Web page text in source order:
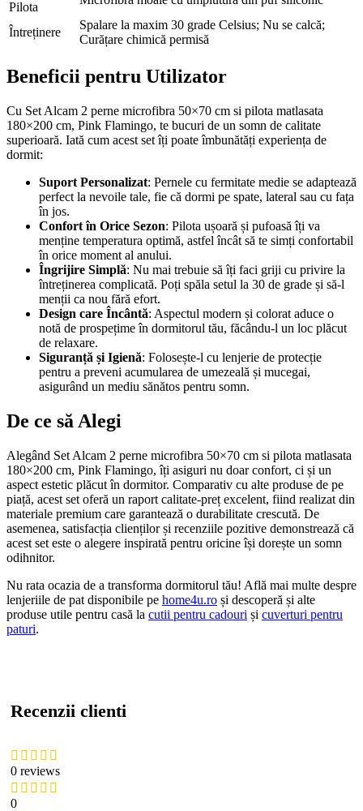
Pilota
Întreținere
Spalare la maxim 30 grade Celsius; Nu se calcă;
Curățare chimică permisă
Beneficii pentru Utilizator
Cu Set Alcam 2 perne microfibra 50×70 cm si pilota matlasata
180×200 cm, Pink Flamingo, te bucuri de un somn de calitate
superioară. Iată cum acest set îți poate îmbunătăți experiența de
dormit:
Suport Personalizat: Pernele cu fermitate medie se adaptează
perfect la nevoile tale, fie că dormi pe spate, lateral sau cu fața
în jos.
Confort în Orice Sezon: Pilota ușoară și pufoasă îți va
menține temperatura optimă, astfel încât să te simți confortabil
în orice moment al anului.
Îngrijire Simplă: Nu mai trebuie să îți faci griji cu privire la
întreținerea complicată. Poți spăla setul la 30 de grade și să-l
menții ca nou fără efort.
Design care Încântă: Aspectul modern și colorat aduce o
notă de prospețime în dormitorul tău, făcându-l un loc plăcut
de relaxare.
Siguranță și Igienă: Folosește-l cu lenjerie de protecție
pentru a preveni acumularea de umezeală și mucegai,
asigurând un mediu sănătos pentru somn.
De ce să Alegi
Alegând Set Alcam 2 perne microfibra 50×70 cm si pilota matlasata
180×200 cm, Pink Flamingo, îți asiguri nu doar confort, ci și un
aspect estetic plăcut în dormitor. Comparativ cu alte produse de pe
piață, acest set oferă un raport calitate-preț excelent, fiind realizat din
materiale premium care garantează o durabilitate crescută. De
asemenea, satisfacția clienților și recenziile pozitive demonstrează că
acest set este o alegere inspirată pentru oricine își dorește un somn
odihnitor.
Nu rata ocazia de a transforma dormitorul tău! Află mai multe despre
lenjeriile de pat disponibile pe home4u.ro și descoperă și alte
produse utile pentru casă la cutii pentru cadouri și cuverturi pentru
paturi.
Recenzii clienti
0 reviews
0